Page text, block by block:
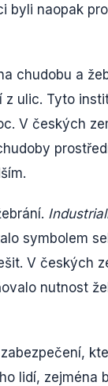
byli naopak
chudobu a
ulic. Tyto
V českých
symbolem
V českých
nutnost
lidí, zejména